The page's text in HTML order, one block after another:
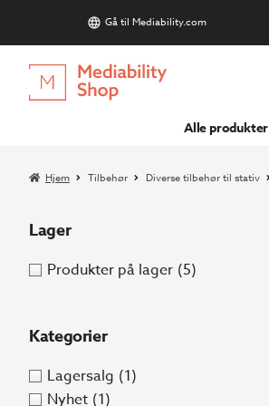
Gå til Mediability.com
Hopp
til
Hopp
til
Alle produkter
Hjem Tilbehør Diverse tilbehør til stativ
Lager
Produkter på lager (5)
Kategorier
Lagersalg (1)
Nyhet (1)